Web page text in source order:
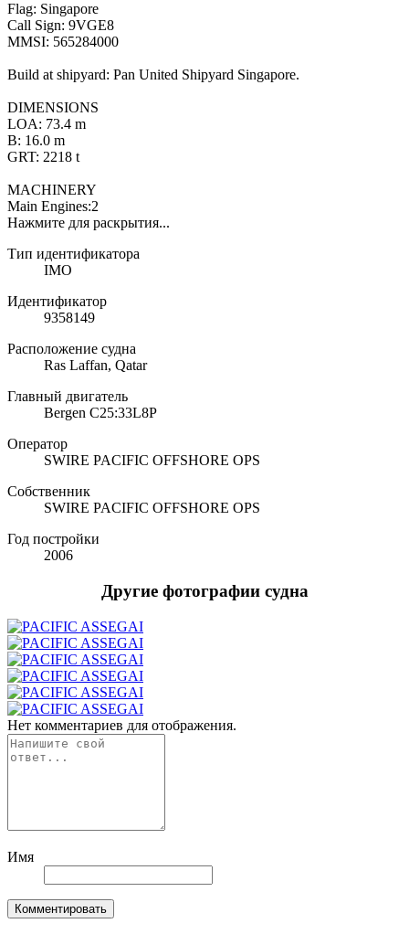
Flag: Singapore
Call Sign: 9VGE8
MMSI: 565284000
Build at shipyard: Pan United Shipyard Singapore.
DIMENSIONS
LOA: 73.4 m
B: 16.0 m
GRT: 2218 t
MACHINERY
Main Engines:2
Нажмите для раскрытия...
Тип идентификатора
IMO
Идентификатор
9358149
Расположение судна
Ras Laffan, Qatar
Главный двигатель
Bergen C25:33L8P
Оператор
SWIRE PACIFIC OFFSHORE OPS
Собственник
SWIRE PACIFIC OFFSHORE OPS
Год постройки
2006
Другие фотографии судна
Нет комментариев для отображения.
Имя
Комментировать